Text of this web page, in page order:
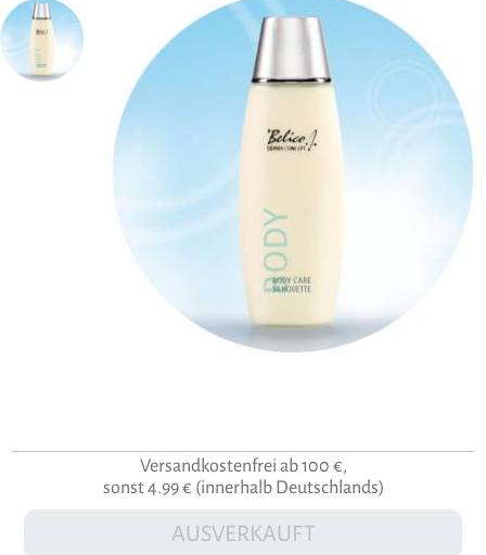
Versandkostenfrei ab 100 €,
sonst 4.99 € (innerhalb Deutschlands)
AUSVERKAUFT